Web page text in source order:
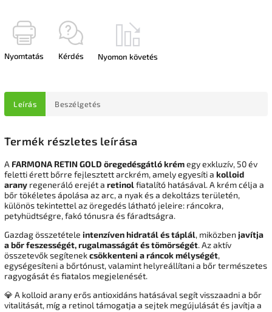
Nyomtatás Kérdés Nyomon követés
Leírás Beszélgetés
Termék részletes leírása
A FARMONA RETIN GOLD öregedésgátló krémegy exkluzív, 50 év
feletti érett bőrre fejlesztett arckrém, amely egyesíti a kolloid
arany regeneráló erejét a retinolfiatalító hatásával. A krém célja a
bőr tökéletes ápolása az arc, a nyak és a dekoltázs területén,
különös tekintettel az öregedés látható jeleire: ráncokra,
petyhüdtségre, fakó tónusra és fáradtságra.
Gazdag összetétele intenzíven hidratál és táplál, miközben javítja
a bőr feszességét, rugalmasságát és tömörségét. Az aktív
összetevők segítenekcsökkenteni a ráncok mélységét,
egységesíteni a bőrtónust, valamint helyreállítani a bőr természetes
ragyogását és fiatalos megjelenését.
💎 A kolloid arany erős antioxidáns hatásával segít visszaadni a bőr
vitalitását, míg a retinol támogatja a sejtek megújulását és javítja a